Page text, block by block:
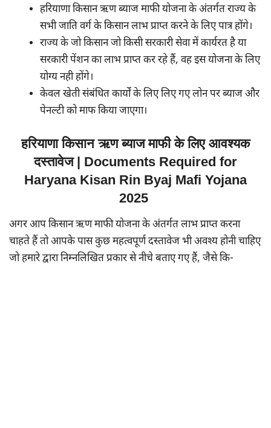
हरियाणा किसान ऋण ब्याज माफी योजना के अंतर्गत राज्य के
सभी जाति वर्ग के किसान लाभ प्राप्त करने के लिए पात्र होंगे।
राज्य के जो किसान जो किसी सरकारी सेवा में कार्यरत है या
सरकारी पेंशन का लाभ प्राप्त कर रहे हैं, वह इस योजना के लिए
योग्य नही होंगे।
केवल खेती संबंधित कार्यों के लिए लिए गए लोन पर ब्याज और
पेनल्टी को माफ किया जाएगा।
हरियाणा किसान ऋण ब्याज माफी के लिए आवश्यक
दस्तावेज | Documents Required for
Haryana Kisan Rin Byaj Mafi Yojana
2025
अगर आप किसान ऋण माफी योजना के अंतर्गत लाभ प्राप्त करना
चाहते हैं तो आपके पास कुछ महत्वपूर्ण दस्तावेज भी अवश्य होनी चाहिए
जो हमारे द्वारा निम्नलिखित प्रकार से नीचे बताए गए हैं, जैसे कि-